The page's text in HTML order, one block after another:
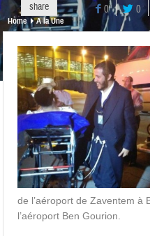
share 0 0
Home A la Une
de l’aéroport de Zaventem à
l’aéroport Ben Gourion.